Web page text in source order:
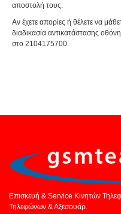
αποστολή τους.
Αν έχετε απορίες ή θέλετε να
διαδικασία αντικατάστασης
στο 2104175700.
Επισκευή & Service Κινητών
Τηλεφώνων & Αξεσουάρ.